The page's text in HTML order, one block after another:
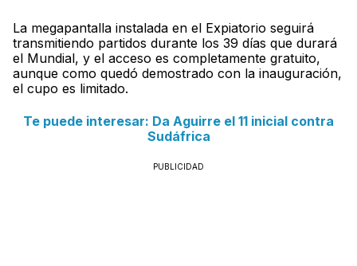
La megapantalla instalada en el Expiatorio seguirá
transmitiendo partidos durante los 39 días que durará
el Mundial, y el acceso es completamente gratuito,
aunque como quedó demostrado con la inauguración,
el cupo es limitado.
Te puede interesar: Da Aguirre el 11 inicial contra
Sudáfrica
PUBLICIDAD